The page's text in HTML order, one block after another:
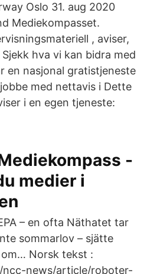
Oslo 31. aug 2020
Mediekompasset.
, aviser,
hva vi kan bidra med
en nasjonal gratistjeneste
med nettavis i Dette
i en egen tjeneste:
-
medier i
– en ofta Näthatet tar
sommarlov – sjätte
Norsk tekst :
ncc-news/article/roboter-